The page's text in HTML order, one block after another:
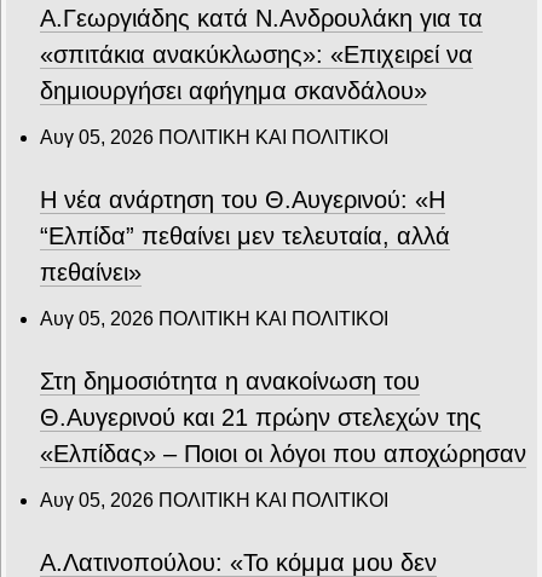
Α.Γεωργιάδης κατά Ν.Ανδρουλάκη για τα
«σπιτάκια ανακύκλωσης»: «Επιχειρεί να
δημιουργήσει αφήγημα σκανδάλου»
Αυγ 05, 2026 ΠΟΛΙΤΙΚΗ ΚΑΙ ΠΟΛΙΤΙΚΟΙ
Η νέα ανάρτηση του Θ.Αυγερινού: «Η
“Ελπίδα” πεθαίνει μεν τελευταία, αλλά
πεθαίνει»
Αυγ 05, 2026 ΠΟΛΙΤΙΚΗ ΚΑΙ ΠΟΛΙΤΙΚΟΙ
Στη δημοσιότητα η ανακοίνωση του
Θ.Αυγερινού και 21 πρώην στελεχών της
«Ελπίδας» – Ποιοι οι λόγοι που αποχώρησαν
Αυγ 05, 2026 ΠΟΛΙΤΙΚΗ ΚΑΙ ΠΟΛΙΤΙΚΟΙ
Α.Λατινοπούλου: «Το κόμμα μου δεν